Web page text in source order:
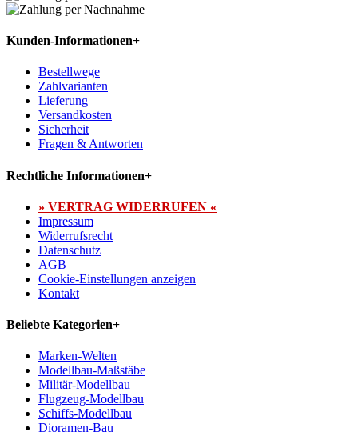
Kunden-Informationen+
Bestellwege
Zahlvarianten
Lieferung
Versandkosten
Sicherheit
Fragen & Antworten
Rechtliche Informationen+
» VERTRAG WIDERRUFEN «
Impressum
Widerrufsrecht
Datenschutz
AGB
Cookie-Einstellungen anzeigen
Kontakt
Beliebte Kategorien+
Marken-Welten
Modellbau-Maßstäbe
Militär-Modellbau
Flugzeug-Modellbau
Schiffs-Modellbau
Dioramen-Bau